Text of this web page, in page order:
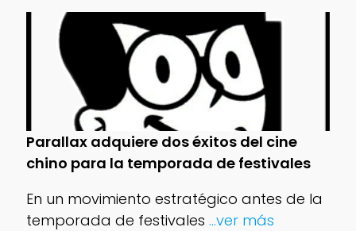
Parallax adquiere dos éxitos del cine
chino para la temporada de festivales
En un movimiento estratégico antes de la
temporada de festivales ...ver más